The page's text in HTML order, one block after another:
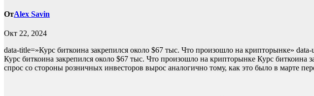
ОтAlex Savin
Окт 22, 2024
data-title=»Курс биткоина закрепился около $67 тыс. Что произошло на крипторынке»
Курс биткоина закрепился около $67 тыс. Что произошло на крипторынке Курс биткоина
спрос со стороны розничных инвесторов вырос аналогично тому, как это было в марте